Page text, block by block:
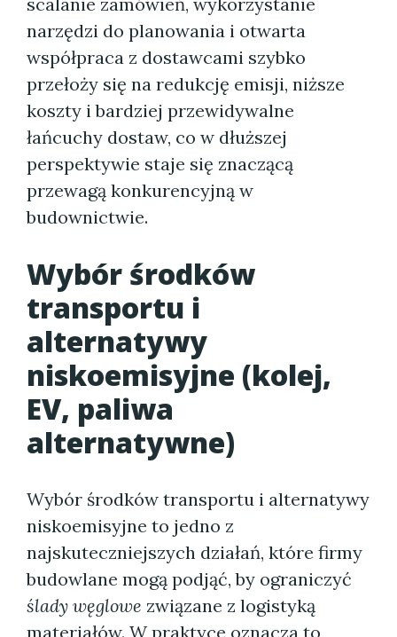
narzędzi do planowania i otwarta
współpraca z dostawcami szybko
przełoży się na redukcję emisji, niższe
koszty i bardziej przewidywalne
łańcuchy dostaw, co w dłuższej
perspektywie staje się znaczącą
przewagą konkurencyjną w
budownictwie.
Wybór środków
transportu i
alternatywy
niskoemisyjne (kolej,
EV, paliwa
alternatywne)
Wybór środków transportu i alternatywy
niskoemisyjne to jedno z
najskuteczniejszych działań, które firmy
budowlane mogą podjąć, by ograniczyć
ślady węglowe związane z logistyką
materiałów. W praktyce oznacza to